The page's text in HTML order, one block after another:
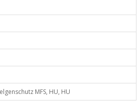
MFS, HU, HU